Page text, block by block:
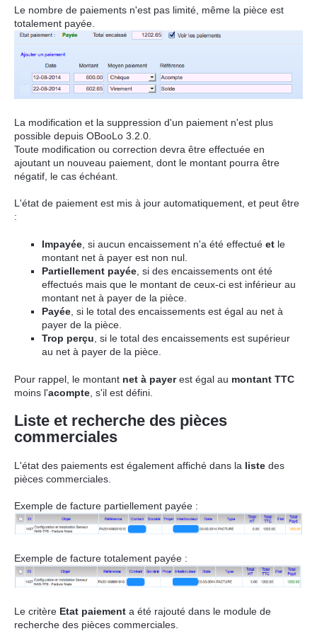
Le nombre de paiements n'est pas limité, même la pièce est
totalement payée.
La modification et la suppression d'un paiement n'est plus
possible depuis OBooLo 3.2.0.
Toute modification ou correction devra être effectuée en
ajoutant un nouveau paiement, dont le montant pourra être
négatif, le cas échéant.
L'état de paiement est mis à jour automatiquement, et peut être
:
Impayée , si aucun encaissement n'a été effectuéet le
montant net à payer est non nul.
Partiellement payée , si des encaissements ont été
effectués mais que le montant de ceux-ci est inférieur au
montant net à payer de la pièce.
Payée , si le total des encaissements est égal au net à
payer de la pièce.
Trop perçu , si le total des encaissements est supérieur
au net à payer de la pièce.
Pour rappel, le montant net à payerest égal au montant TTC
moins l'acompte , s'il est défini.
Liste et recherche des pièces
commerciales
L'état des paiements est également affiché dans la liste des
pièces commerciales.
Exemple de facture partiellement payée :
Exemple de facture totalement payée :
Le critère Etat paiement a été rajouté dans le module de
recherche des pièces commerciales.